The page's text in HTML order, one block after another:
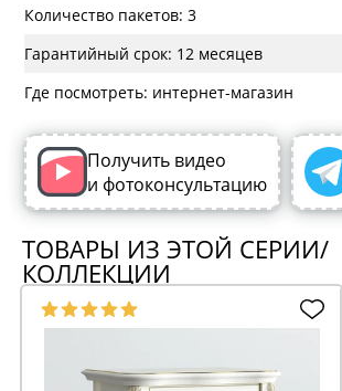
Количество пакетов: 3
Гарантийный срок: 12 месяцев
Где посмотреть: интернет-магазин
Получить видео
и фотоконсультацию
ТОВАРЫ ИЗ ЭТОЙ СЕРИИ/
КОЛЛЕКЦИИ